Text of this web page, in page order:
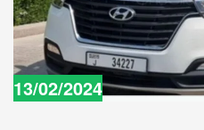
13/02/2024